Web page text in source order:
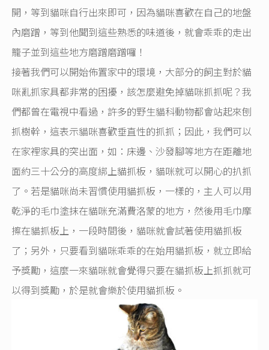
開，等到貓咪自行出來即可，因為貓咪喜歡在自己的地盤
內磨蹭，等到他聞到這些熟悉的味道後，就會乖乖的走出
籠子並到這些地方磨蹭磨蹭囉！
接著我們可以開始佈置家中的環境，大部分的飼主對於貓
咪亂抓家具都非常的困擾，該怎麼避免掉貓咪抓抓呢？我
們都曾在電視中看過，許多的野生貓科動物都會站起來刨
抓樹幹，這表示貓咪喜歡垂直性的抓抓；因此，我們可以
在家裡家具的突出面，如：床邊、沙發腳等地方在距離地
面約三十公分的高度綁上貓抓板，貓咪就可以開心的扒抓
了。若是貓咪尚未習慣使用貓抓板，一樣的，主人可以用
乾淨的毛巾塗抹在貓咪充滿費洛蒙的地方，然後用毛巾摩
擦在貓抓板上，一段時間後，貓咪就會試著使用貓抓板
了；另外，只要看到貓咪乖乖的在始用貓抓板，就立即給
予獎勵，這麼一來貓咪就會覺得只要在貓抓板上抓抓就可
以得到獎勵，於是就會樂於使用貓抓板。